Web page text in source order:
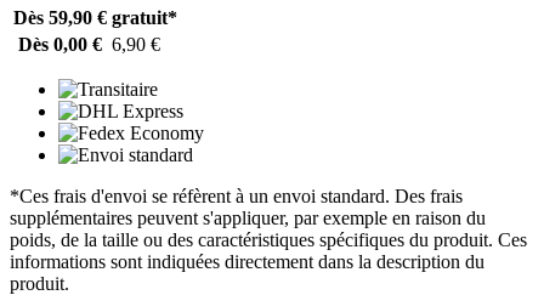
Dès 59,90 € gratuit*
Dès 0,00 € 6,90 €
*Ces frais d'envoi se réfèrent à un envoi standard. Des frais
supplémentaires peuvent s'appliquer, par exemple en raison du
poids, de la taille ou des caractéristiques spécifiques du produit. Ces
informations sont indiquées directement dans la description du
produit.